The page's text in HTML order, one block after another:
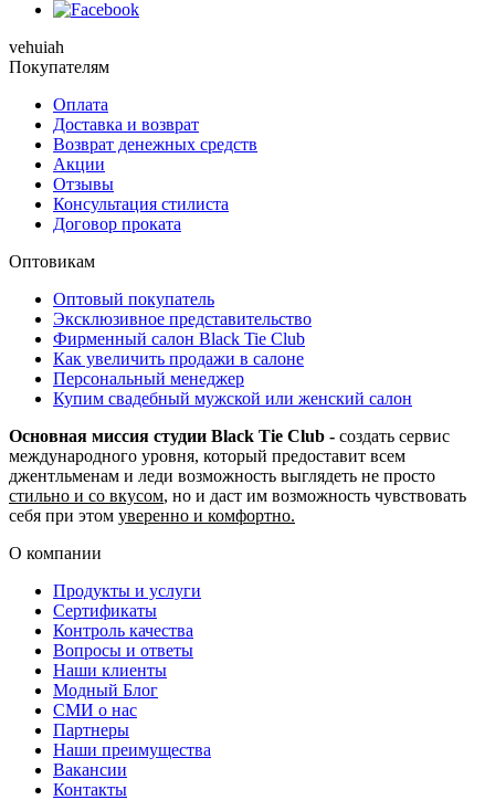
vehuiah
Покупателям
Оплата
Доставка и возврат
Возврат денежных средств
Акции
Отзывы
Консультация стилиста
Договор проката
Оптовикам
Оптовый покупатель
Эксклюзивное представительство
Фирменный салон Black Tie Club
Как увеличить продажи в салоне
Персональный менеджер
Купим свадебный мужской или женский салон
Основная миссия студии Black Tie Club - создать сервис
международного уровня, который предоставит всем
джентльменам и леди возможность выглядеть не просто
стильно и со вкусом, но и даст им возможность чувствовать
себя при этом уверенно и комфортно.
О компании
Продукты и услуги
Сертификаты
Контроль качества
Вопросы и ответы
Наши клиенты
Модный Блог
СМИ о нас
Партнеры
Наши преимущества
Вакансии
Контакты